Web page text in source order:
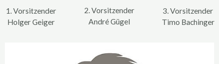
1. Vorsitzender
Holger Geiger
2. Vorsitzender
André Gügel
3. Vorsitzender
Timo Bachinger